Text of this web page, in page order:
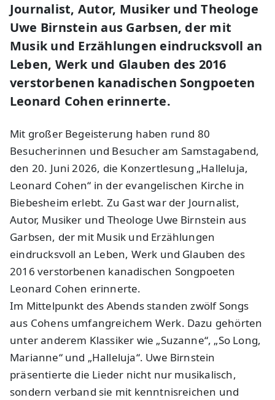
Journalist, Autor, Musiker und Theologe
Uwe Birnstein aus Garbsen, der mit
Musik und Erzählungen eindrucksvoll an
Leben, Werk und Glauben des 2016
verstorbenen kanadischen Songpoeten
Leonard Cohen erinnerte.
Mit großer Begeisterung haben rund 80
Besucherinnen und Besucher am Samstagabend,
den 20. Juni 2026, die Konzertlesung „Halleluja,
Leonard Cohen“ in der evangelischen Kirche in
Biebesheim erlebt. Zu Gast war der Journalist,
Autor, Musiker und Theologe Uwe Birnstein aus
Garbsen, der mit Musik und Erzählungen
eindrucksvoll an Leben, Werk und Glauben des
2016 verstorbenen kanadischen Songpoeten
Leonard Cohen erinnerte.
Im Mittelpunkt des Abends standen zwölf Songs
aus Cohens umfangreichem Werk. Dazu gehörten
unter anderem Klassiker wie „Suzanne“, „So Long,
Marianne“ und „Halleluja“. Uwe Birnstein
präsentierte die Lieder nicht nur musikalisch,
sondern verband sie mit kenntnisreichen und